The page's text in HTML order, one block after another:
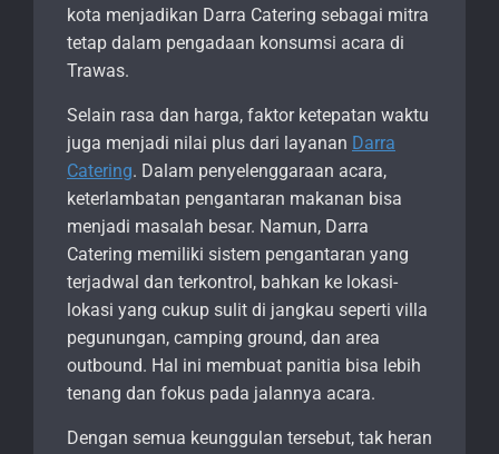
kota menjadikan Darra Catering sebagai mitra
tetap dalam pengadaan konsumsi acara di
Trawas.
Selain rasa dan harga, faktor ketepatan waktu
juga menjadi nilai plus dari layanan Darra
Catering. Dalam penyelenggaraan acara,
keterlambatan pengantaran makanan bisa
menjadi masalah besar. Namun, Darra
Catering memiliki sistem pengantaran yang
terjadwal dan terkontrol, bahkan ke lokasi-
lokasi yang cukup sulit di jangkau seperti villa
pegunungan, camping ground, dan area
outbound. Hal ini membuat panitia bisa lebih
tenang dan fokus pada jalannya acara.
Dengan semua keunggulan tersebut, tak heran